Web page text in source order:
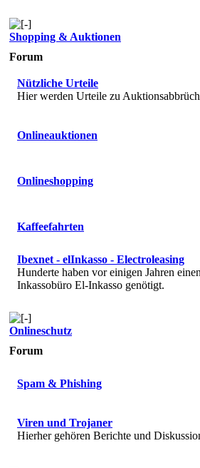
Shopping & Auktionen
Forum
Nützliche Urteile
Hier werden Urteile zu
Onlineauktionen
Onlineshopping
Kaffeefahrten
Ibexnet - elInkasso - Electroleasing
Hunderte haben vor einigen Jahren
Inkassobüro El-Inkasso genötigt.
Onlineschutz
Forum
Spam & Phishing
Viren und Trojaner
Hierher gehören Berichte und